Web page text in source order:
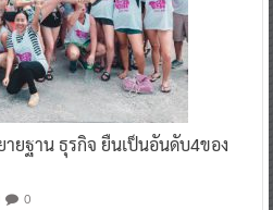
ยฐาน ธุรกิจ ยืนเป็นอันดับ4ของ
0